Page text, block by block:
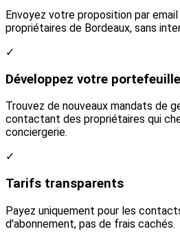
Envoyez votre proposition par
propriétaires de Bordeaux, sans
✓
Développez votre portefeuille
Trouvez de nouveaux mandats de
contactant des propriétaires qui
conciergerie.
✓
Tarifs transparents
Payez uniquement pour les
d'abonnement, pas de frais cachés.